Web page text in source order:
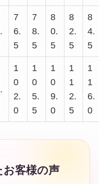
7
6.
5
7
8.
5
8
0.
5
8
2.
5
8
4.
5
1
0
2.
0
1
0
5.
5
1
0
9.
0
1
1
2.
5
1
1
6.
0
お客様の声